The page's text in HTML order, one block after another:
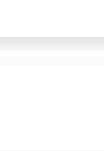
un excellent brand
galvaude, s’appauvrit.